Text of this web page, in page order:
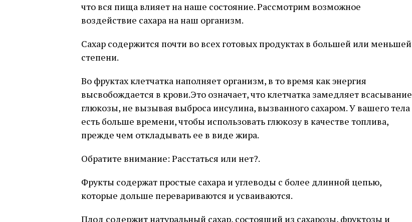
что вся пища влияет на наше состояние. Рассмотрим возможное
воздействие сахара на наш организм.
Сахар содержится почти во всех готовых продуктах в большей или меньшей
степени.
Во фруктах клетчатка наполняет организм, в то время как энергия
высвобождается в крови.Это означает, что клетчатка замедляет всасывание
глюкозы, не вызывая выброса инсулина, вызванного сахаром. У вашего тела
есть больше времени, чтобы использовать глюкозу в качестве топлива,
прежде чем откладывать ее в виде жира.
Обратите внимание: Расстаться или нет?.
Фрукты содержат простые сахара и углеводы с более длинной цепью,
которые дольше перевариваются и усваиваются.
Плод содержит натуральный сахар, состоящий из сахарозы, фруктозы и